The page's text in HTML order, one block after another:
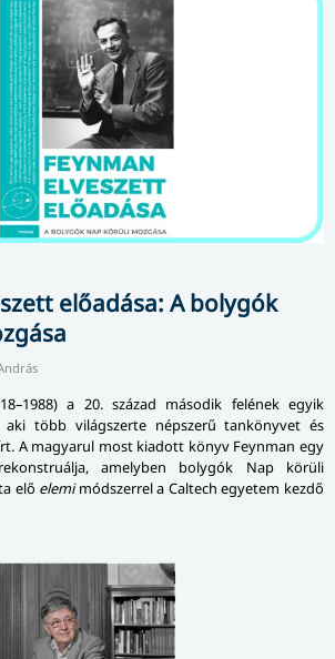
előadása: A bolygók
a 20. század második felének egyik
aki több világszerte népszerű tankönyvet és
A magyarul most kiadott könyv Feynman egy
amelyben bolygók Nap körüli
elő elemimódszerrel a Caltech egyetem kezdő